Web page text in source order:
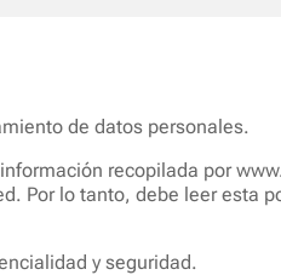
de datos personales.
recopilada por
Por lo tanto, debe leer esta
y seguridad.